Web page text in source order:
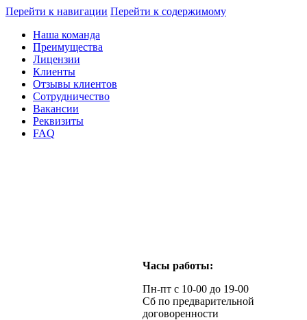
Перейти к навигации Перейти к содержимому
Наша команда
Преимущества
Лицензии
Клиенты
Отзывы клиентов
Сотрудничество
Вакансии
Реквизиты
FAQ
Часы работы:
Пн-пт с 10-00 до 19-00
Сб по предварительной
договоренности